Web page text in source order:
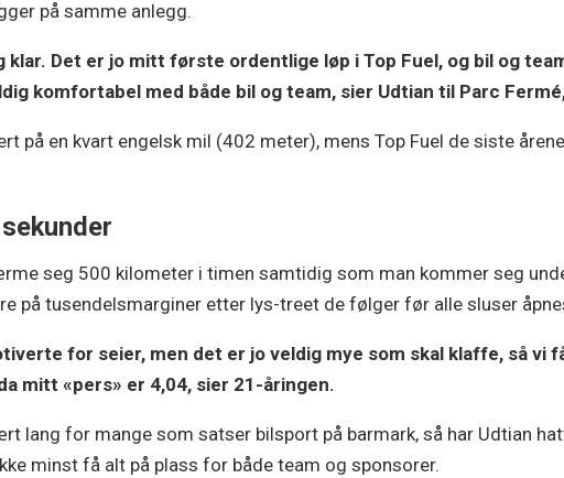
på samme anlegg.
klar. Det er jo mitt første ordentlige løp i Top Fuel, og bil og
komfortabel med både bil og team, sier Udtian til Parc
på en kvart engelsk mil (402 meter), mens Top Fuel de siste
seg 500 kilometer i timen samtidig som man kommer seg
på tusendelsmarginer etter lys-treet de følger før alle sluser
for seier, men det er jo veldig mye som skal klaffe, så vi
mitt «pers» er 4,04, sier 21-åringen.
lang for mange som satser bilsport på barmark, så har Udtian
minst få alt på plass for både team og sponsorer.